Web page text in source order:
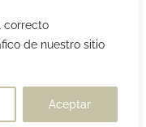
correcto
de nuestro sitio
Aceptar